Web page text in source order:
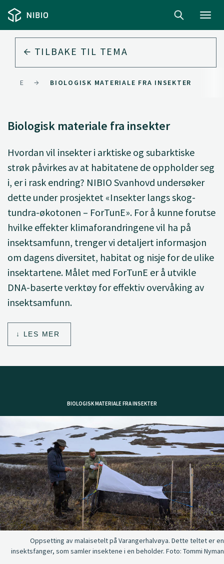
TILBAKE TIL TEMA
BIOLOGISK MATERIALE FRA INSEKTER
Biologisk materiale fra insekter
Hvordan vil insekter i arktiske og subarktiske
strøk påvirkes av at habitatene de oppholder seg
i, er i rask endring? NIBIO Svanhovd undersøker
dette under prosjektet «Insekter langs skog-
tundra-økotonen – ForTunE». For å kunne forutse
hvilke effekter klimaforandringene vil ha på
insektsamfunn, trenger vi detaljert informasjon
om dagens diversitet, habitat og nisje for de ulike
insektartene. Målet med ForTunE er å utvikle
DNA-baserte verktøy for effektiv overvåking av
insektsamfunn.
LES MER
BIOLOGISK MATERIALE FRA INSEKTER
Oppsetting av malaisetelt på Varangerhalvøya. Dette teltet er en
insektsfanger, som samler insektene i en beholder. Foto: Tommi Nyman